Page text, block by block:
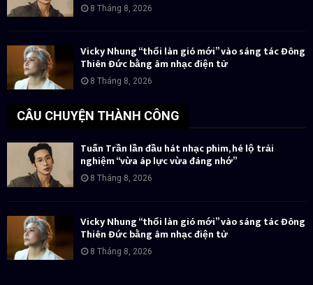
8 Tháng 8, 2026
Vicky Nhung “thổi làn gió mới” vào sáng tác Đông
Thiên Đức bằng âm nhạc điện tử
8 Tháng 8, 2026
CÂU CHUYỆN THÀNH CÔNG
Tuấn Trần lần đầu hát nhạc phim, hé lộ trải
nghiệm “vừa áp lực vừa đáng nhớ”
8 Tháng 8, 2026
Vicky Nhung “thổi làn gió mới” vào sáng tác Đông
Thiên Đức bằng âm nhạc điện tử
8 Tháng 8, 2026